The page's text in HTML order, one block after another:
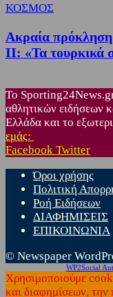
ΚΟΣΜΟΣ
Ακραία πρόκληση
ΙΙ: «Τα τουρκικά
Το Sporting24News.gr
αθλητικών ειδήσεων
Ελλάδα και το
εμάς:
Facebook Twitter
Όροι χρήσης
Πολιτική
Ροή Ειδήσεων
ΔΙΑΦΗΜΙΣΕΙΣ
ΕΠΙΚΟΙΝΩΝΙΑ
© Newspaper
WP2Social
Χρησιμοποιούμε
και διαφημίσεων,